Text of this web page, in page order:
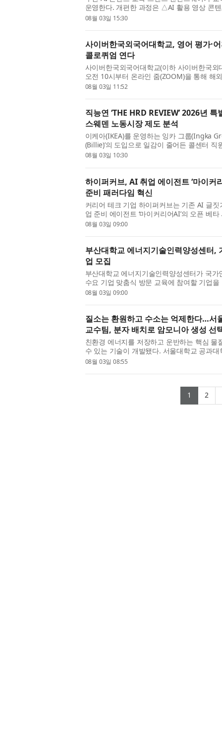
운영한다. 개편한 과정은 △AI 활용 영상 콘
마케팅 세 가지다. 각 과정은 4회기, 회당
08월 03일 15:30
사이버한국외국어대학교, 영어 평가·
콜로퀴엄 연다
사이버한국외국어대학교(이하 사이버한국
오전 10시부터 온라인 줌(ZOOM)을 통해 해
어휘 연구의 최신 흐름을 조망하는 ‘영어학
08월 03일 11:52
직능연 ‘THE HRD REVIEW’ 2026년
스웨덴 노동시장 제도 분석
이케아(IKEA)를 운영하는 잉카 그룹(Ingka
(Billie)’의 도입으로 일감이 줄어든 콜센터
원들을 ‘원격 인테리어 디자인 어드바이저
08월 03일 10:30
하이퍼커브, AI 취업 에이전트 ‘마이커
준비 패러다임 혁신
커리어 테크 기업 하이퍼커브는 기존 AI 글
업 준비 에이전트 ‘마이커리어AI’의 오픈 베
밝혔다. 최근 채용 시장에서 생성형 AI를 활
08월 03일 09:00
부산대학교 에너지기술인력양성센터,
업 모집
부산대학교 에너지기술인력양성센터가 국
수요 기업 맞춤식 방문 교육에 참여할 기업
인력공단이 후원하는 이번 기업 맞춤식 강좌
08월 03일 09:00
질소는 환원하고 수소는 억제한다…서
교수팀, 분자 배치로 암모니아 생성 선
친환경 에너지를 저장하고 운반하는 핵심 물
수 있는 기술이 개발됐다. 서울대학교 공과
구팀은 암모니아를 만드는 과정에서 방해가
08월 03일 08:55
1 2